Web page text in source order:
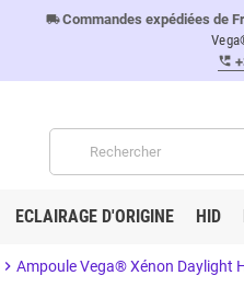
local_shippingCommandes expédiées de
perm_phone_msg
ECLAIRAGE D'ORIGINE HID
chevron_right Ampoule Vega® Xénon Daylight